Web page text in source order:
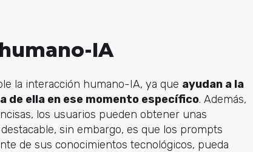
IA
la interacción humano-IA, ya que ayudan a la
ella en ese momento específico. Además,
los usuarios pueden obtener unas
sin embargo, es que los prompts
de sus conocimientos tecnológicos, pueda